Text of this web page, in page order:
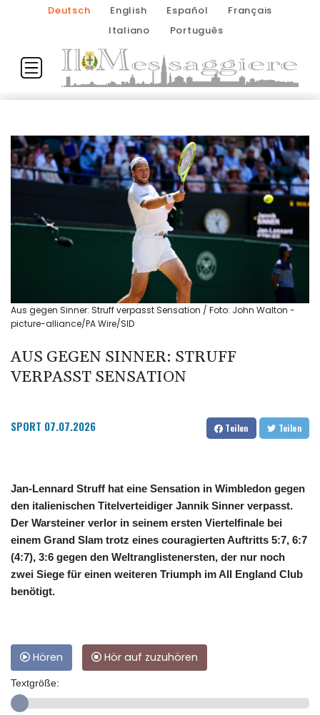
Deutsch English Español
Français
Italiano
Português
Aus gegen Sinner: Struff verpasst Sensation / Foto: John Walton -
picture-alliance/PA Wire/SID
AUS GEGEN SINNER: STRUFF
VERPASST SENSATION
SPORT 07.07.2026 Teilen Teilen
Jan-Lennard Struff hat eine Sensation in Wimbledon gegen
den italienischen Titelverteidiger Jannik Sinner verpasst.
Der Warsteiner verlor in seinem ersten Viertelfinale bei
einem Grand Slam trotz eines couragierten Auftritts 5:7, 6:7
(4:7), 3:6 gegen den Weltranglistenersten, der nur noch
zwei Siege für einen weiteren Triumph im All England Club
benötigt.
Hören Hör auf zuzuhören
Textgröße: